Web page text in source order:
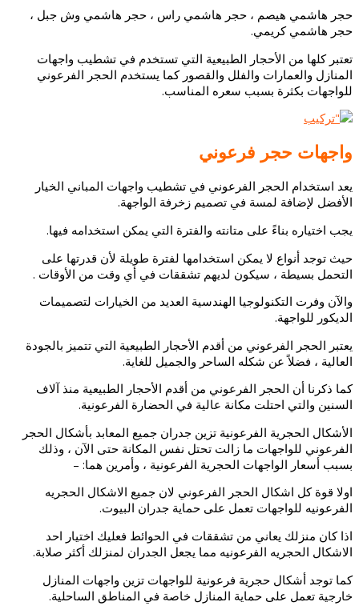
حجر هاشمي هيصم ، حجر هاشمي راس ، حجر هاشمي وش جبل ،
حجر هاشمي كريمي.
تعتبر كلها من الأحجار الطبيعية التي تستخدم في تشطيب واجهات
المنازل والعمارات والفلل والقصور كما يستخدم الحجر الفرعوني
للواجهات بكثرة بسبب سعره المناسب.
واجهات حجر فرعوني
يعد استخدام الحجر الفرعوني في تشطيب واجهات المباني الخيار
الأفضل لإضافة لمسة في تصميم زخرفة الواجهة.
يجب اختياره بناءً على متانته والفترة التي يمكن استخدامه فيها.
حيث توجد أنواع لا يمكن استخدامها لفترة طويلة لأن قدرتها على
التحمل بسيطة ، سيكون لديهم تشققات في أي وقت من الأوقات .
والآن وفرت التكنولوجيا الهندسية العديد من الخيارات لتصميمات
الديكور للواجهة.
يعتبر الحجر الفرعوني من أقدم الأحجار الطبيعية التي تتميز بالجودة
العالية ، فضلاً عن شكله الساحر والجميل للغاية.
كما ذكرنا أن الحجر الفرعوني من أقدم الأحجار الطبيعية منذ آلاف
السنين والتي احتلت مكانة عالية في الحضارة الفرعونية.
الأشكال الحجرية الفرعونية تزين جدران جميع المعابد بأشكال الحجر
الفرعوني للواجهات ما زالت تحتل نفس المكانة حتى الآن ، وذلك
بسبب أسعار الواجهات الحجرية الفرعونية ، وأمرين هما: –
اولا قوة كل اشكال الحجر الفرعوني لان جميع الاشكال الحجريه
الفرعونيه للواجهات تعمل على حماية جدران البيوت.
اذا كان منزلك يعاني من تشققات في الحوائط فعليك اختيار احد
الاشكال الحجريه الفرعونيه مما يجعل الجدران لمنزلك أكثر صلابة.
كما توجد أشكال حجرية فرعونية للواجهات تزين واجهات المنازل
خارجية تعمل على حماية المنازل خاصة في المناطق الساحلية.